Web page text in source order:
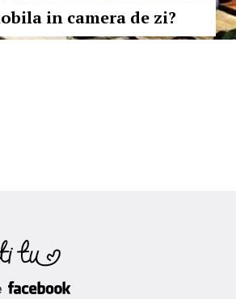
in camera de zi?